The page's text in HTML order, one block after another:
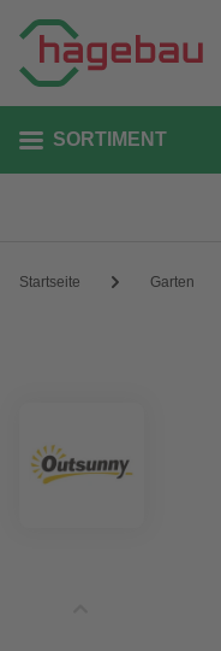
SORTIMENT
Startseite Garten